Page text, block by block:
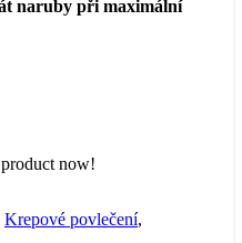
naruby při maximální
now!
Krepové povlečení,